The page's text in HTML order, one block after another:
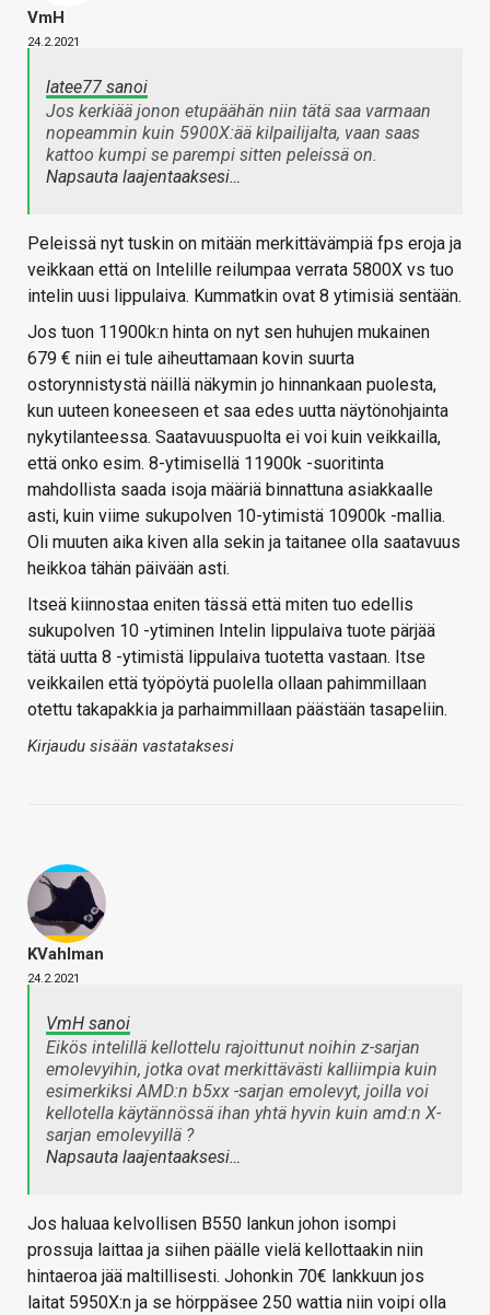
VmH
24.2.2021
latee77 sanoi
Jos kerkiää jonon etupäähän niin tätä saa varmaan
nopeammin kuin 5900X:ää kilpailijalta, vaan saas
kattoo kumpi se parempi sitten peleissä on.
Napsauta laajentaaksesi…
Peleissä nyt tuskin on mitään merkittävämpiä fps eroja ja
veikkaan että on Intelille reilumpaa verrata 5800X vs tuo
intelin uusi lippulaiva. Kummatkin ovat 8 ytimisiä sentään.
Jos tuon 11900k:n hinta on nyt sen huhujen mukainen
679 € niin ei tule aiheuttamaan kovin suurta
ostorynnistystä näillä näkymin jo hinnankaan puolesta,
kun uuteen koneeseen et saa edes uutta näytönohjainta
nykytilanteessa. Saatavuuspuolta ei voi kuin veikkailla,
että onko esim. 8-ytimisellä 11900k -suoritinta
mahdollista saada isoja määriä binnattuna asiakkaalle
asti, kuin viime sukupolven 10-ytimistä 10900k -mallia.
Oli muuten aika kiven alla sekin ja taitanee olla saatavuus
heikkoa tähän päivään asti.
Itseä kiinnostaa eniten tässä että miten tuo edellis
sukupolven 10 -ytiminen Intelin lippulaiva tuote pärjää
tätä uutta 8 -ytimistä lippulaiva tuotetta vastaan. Itse
veikkailen että työpöytä puolella ollaan pahimmillaan
otettu takapakkia ja parhaimmillaan päästään tasapeliin.
Kirjaudu sisään vastataksesi
KVahlman
24.2.2021
VmH sanoi
Eikös intelillä kellottelu rajoittunut noihin z-sarjan
emolevyihin, jotka ovat merkittävästi kalliimpia kuin
esimerkiksi AMD:n b5xx -sarjan emolevyt, joilla voi
kellotella käytännössä ihan yhtä hyvin kuin amd:n X-
sarjan emolevyillä ?
Napsauta laajentaaksesi…
Jos haluaa kelvollisen B550 lankun johon isompi
prossuja laittaa ja siihen päälle vielä kellottaakin niin
hintaeroa jää maltillisesti. Johonkin 70€ lankkuun jos
laitat 5950X:n ja se hörppäsee 250 wattia niin voipi olla